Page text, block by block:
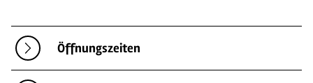
Öffnungszeiten